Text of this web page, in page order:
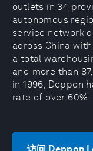
outlets in 34
autonomous
service network
across China
a total
and more than
in 1996, Deppon
rate of over 60%.